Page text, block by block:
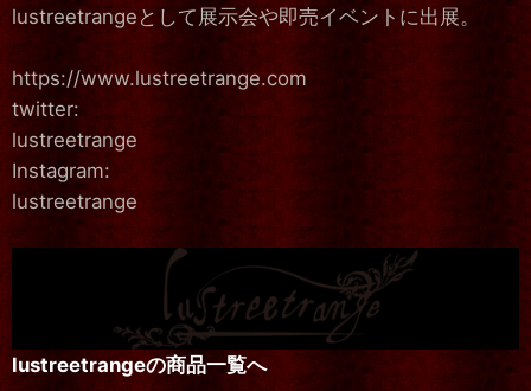
lustreetrangeとして展示会や即売イベントに出展。
https://www.lustreetrange.com
twitter:
lustreetrange
Instagram:
lustreetrange
lustreetrangeの商品一覧へ